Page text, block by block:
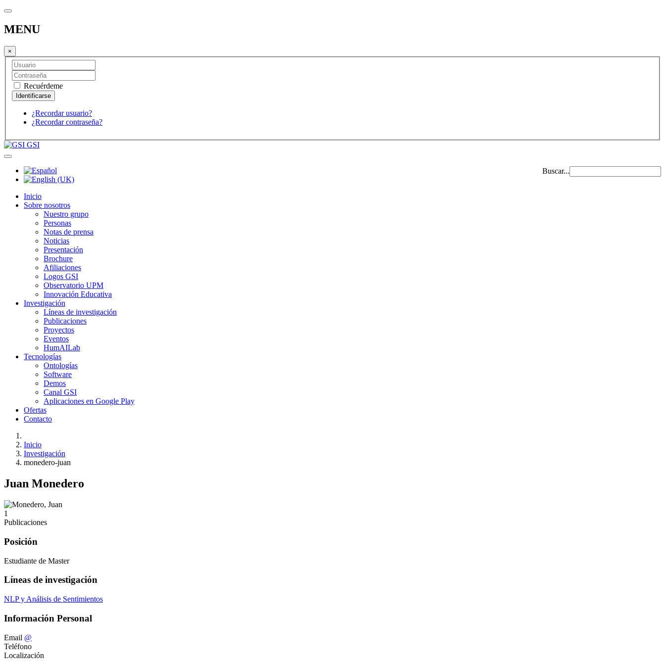
MENU
×
Recuérdeme
¿Recordar usuario?
¿Recordar contraseña?
GSI
Buscar...
Inicio
Sobre nosotros
Nuestro grupo
Personas
Notas de prensa
Noticias
Presentación
Brochure
Afiliaciones
Logos GSI
Observatorio UPM
Innovación Educativa
Investigación
Líneas de investigación
Publicaciones
Proyectos
Eventos
HumAILab
Tecnologías
Ontologías
Software
Demos
Canal GSI
Aplicaciones en Google Play
Ofertas
Contacto
Inicio
Investigación
monedero-juan
Juan Monedero
1
Publicaciones
Posición
Estudiante de Master
Líneas de investigación
NLP y Análisis de Sentimientos
Información Personal
Email @
Teléfono
Localización